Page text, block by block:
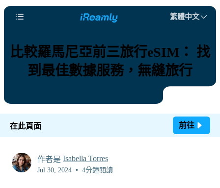
繁體中文
比較羅馬尼亞前三旅行eSIM： 找
到最佳數據服務，無縫旅行
在此頁面 前往
作者是 Isabella Torres
Jul 30, 2024 • 4分鐘閱讀